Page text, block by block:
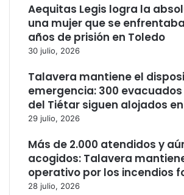
Aequitas Legis logra la
una mujer que se
años de prisión en Toledo
30 julio, 2026
Talavera mantiene el
emergencia: 300
del Tiétar siguen alojados
29 julio, 2026
Más de 2.000 atendidos y
acogidos: Talavera
operativo por los incendios
28 julio, 2026